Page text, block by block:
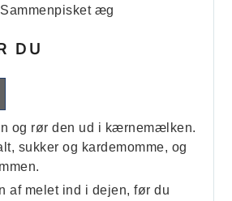
æg
DU
og rør den ud i kærnemælken.
sukker og kardemomme, og
af melet ind i dejen, før du